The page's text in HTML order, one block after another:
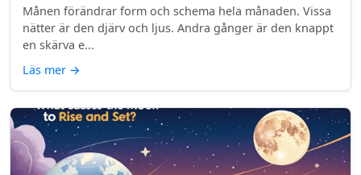
Månen förändrar form och schema hela månaden. Vissa
nätter är den djärv och ljus. Andra gånger är den knappt
en skärva e...
Läs mer →